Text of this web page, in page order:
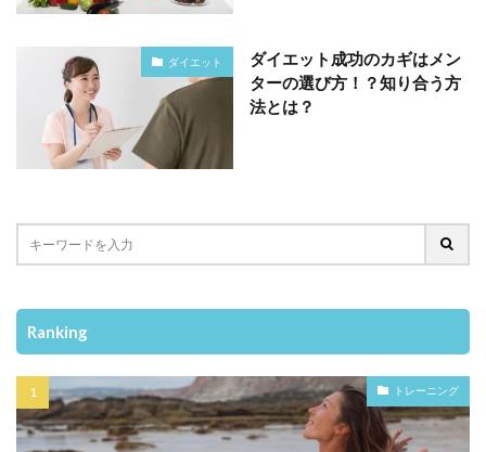
ダイエット
ダイエット成功のカギはメン
ターの選び方！？知り合う方
法とは？
Ranking
トレーニング